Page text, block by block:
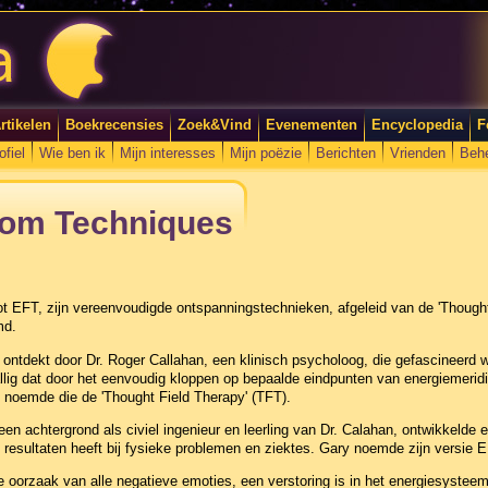
Boekrecensies Zoek&Vind Evenementen Encyclopedia
Wie ben ik Mijn interesses Mijn poëzie Berichten Vrienden
Techniques
EFT, zijn vereenvoudigde ontspanningstechnieken, afgeleid van de
door Dr. Roger Callahan, een klinisch psycholoog, die gefascineerd
dat door het eenvoudig kloppen op bepaalde eindpunten van
die de 'Thought Field Therapy' (TFT).
achtergrond als civiel ingenieur en leerling van Dr. Calahan, ontwikkelde
heeft bij fysieke problemen en ziektes. Gary noemde zijn versie
oorzaak van alle negatieve emoties, een verstoring is in het